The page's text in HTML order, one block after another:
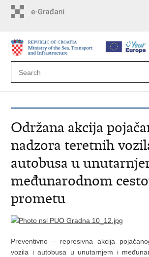
Održana akcija
nadzora teretnih
autobusa u
međunarodnom
prometu
Preventivno – represivna akcija
vozila i autobusa u unutarnjem i